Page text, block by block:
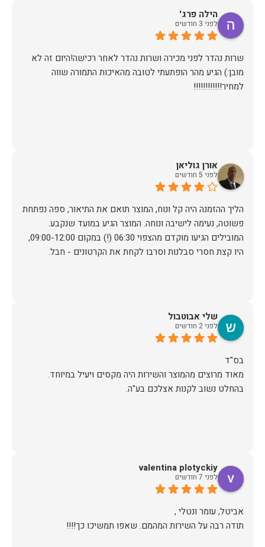
הילה פרג'
לפני 3 חודשים
שרות נהדר לפני מכירה ושרות נהדר לאחר רכישה!היום זה לא
מובן:) הגיע מהר הופתעתי לטובה מהאיכות התמורה שווה
למחיר!!!!!!!!!!!!
אורן גוליאן
לפני 5 חודשים
הליך ההזמנה היה קל ונוח, המוצר תואם את התיאור, ספה נפתחת
פשוטה, נעימה לישיבה ונוחה. המוצר הגיע במועד שנקבע.
המובילים הגיעו מוקדם מהצפוי 06:30 (!) במקום 09:00-12:00,
היו קצת חסרי סבלנות וסרבו לקחת את הקרטונים - חבל.
שלי אבוטבול
לפני 2 חודשים
מאוד מרוצים מהמוצר והשירות היה מקסים ויעיל במיוחד.
בהחלט נשוב לקנות אצלכם בע"ה.
valentina plotyckiy
לפני 7 חודשים
תודה רבה על השירות המהמם. שאפו תמשיכו כך!!!!